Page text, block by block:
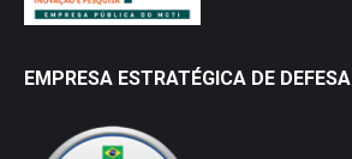
EMPRESA ESTRATÉGICA DE DEFESA